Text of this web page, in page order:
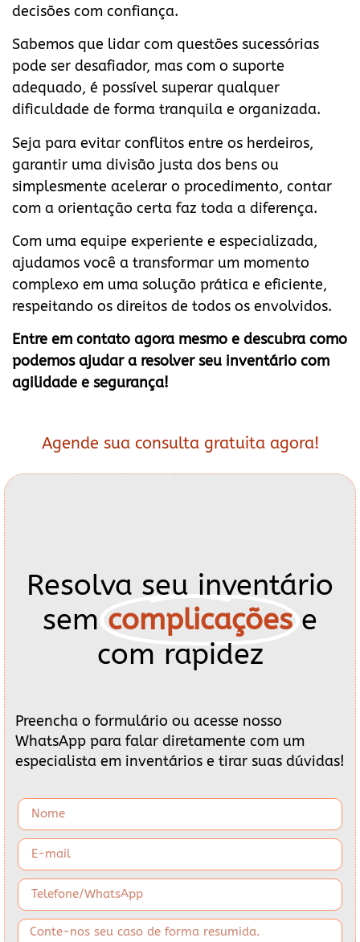
decisões com confiança.
Sabemos que lidar com questões sucessórias
pode ser desafiador, mas com o suporte
adequado, é possível superar qualquer
dificuldade de forma tranquila e organizada.
Seja para evitar conflitos entre os herdeiros,
garantir uma divisão justa dos bens ou
simplesmente acelerar o procedimento, contar
com a orientação certa faz toda a diferença.
Com uma equipe experiente e especializada,
ajudamos você a transformar um momento
complexo em uma solução prática e eficiente,
respeitando os direitos de todos os envolvidos.
Entre em contato agora mesmo e descubra como
podemos ajudar a resolver seu inventário com
agilidade e segurança!
Agende sua consulta gratuita agora!
Resolva seu inventário
sem complicações e
com rapidez
Preencha o formulário ou acesse nosso
WhatsApp para falar diretamente com um
especialista em inventários e tirar suas dúvidas!